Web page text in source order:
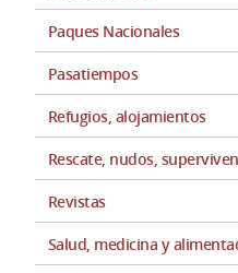
Paques Nacionales
Pasatiempos
Refugios, alojamientos
Rescate, nudos,
Revistas
Salud, medicina y